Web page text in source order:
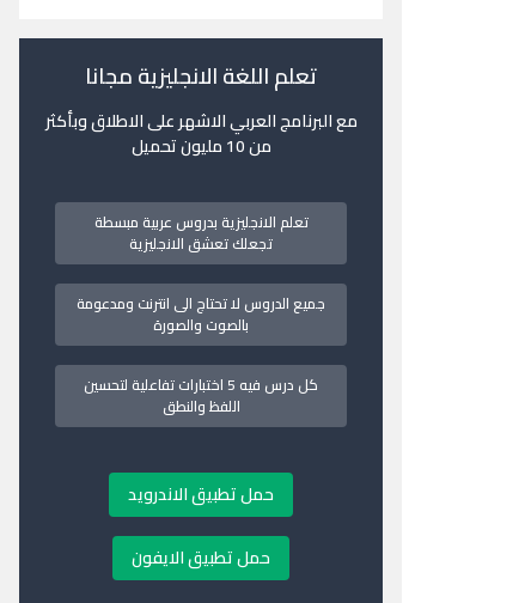
تعلم اللغة الانجليزية مجانا
مع البرنامج العربي الاشهر على الاطلاق وبأكثر
من 10 مليون تحميل
تعلم الانجليزية بدروس عربية مبسطة
تجعلك تعشق الانجليزية
جميع الدروس لا تحتاج الى انترنت ومدعومة
بالصوت والصورة
كل درس فيه 5 اختبارات تفاعلية لتحسين
اللفظ والنطق
حمل تطبيق الاندرويد
حمل تطبيق الايفون